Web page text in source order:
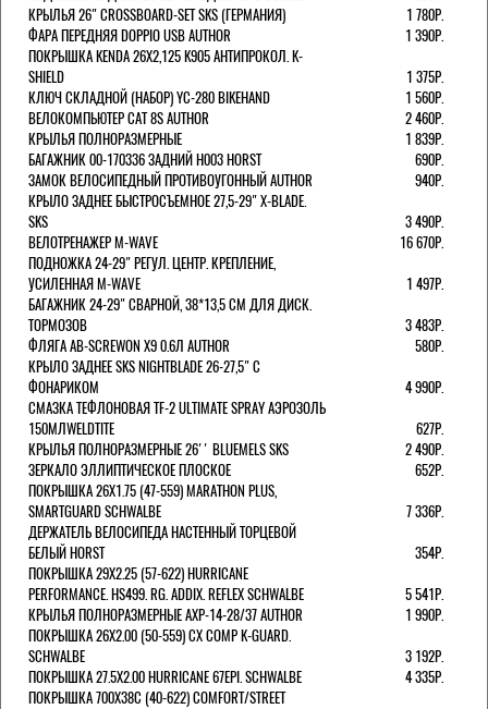
КРЫЛЬЯ 26" CROSSBOARD-SET SKS (ГЕРМАНИЯ)
1 780Р.
ФАРА ПЕРЕДНЯЯ DOPPIO USB AUTHOR
1 390Р.
ПОКРЫШКА KENDA 26Х2,125 K905 АНТИПРОКОЛ. K-
SHIELD
1 375Р.
КЛЮЧ СКЛАДНОЙ (НАБОР) YC-280 BIKEHAND
1 560Р.
ВЕЛОКОМПЬЮТЕР CAT 8S AUTHOR
2 460Р.
КРЫЛЬЯ ПОЛНОРАЗМЕРНЫЕ
1 839Р.
БАГАЖНИК 00-170336 ЗАДНИЙ H003 HORST
690Р.
ЗАМОК ВЕЛОСИПЕДНЫЙ ПРОТИВОУГОННЫЙ AUTHOR
940Р.
КРЫЛО ЗАДНЕЕ БЫСТРОСЪЕМНОЕ 27,5-29" X-BLADE.
SKS
3 490Р.
ВЕЛОТРЕНАЖЕР M-WAVE
16 670Р.
ПОДНОЖКА 24-29" РЕГУЛ. ЦЕНТР. КРЕПЛЕНИЕ,
УСИЛЕННАЯ M-WAVE
1 497Р.
БАГАЖНИК 24-29" СВАРНОЙ, 38*13,5 СМ ДЛЯ ДИСК.
ТОРМОЗОВ
3 483Р.
ФЛЯГА AB-SCREWON X9 0.6Л AUTHOR
580Р.
КРЫЛО ЗАДНЕЕ SKS NIGHTBLADE 26-27,5" С
ФОНАРИКОМ
4 990Р.
СМАЗКА ТЕФЛОНОВАЯ TF-2 ULTIMATE SPRAY АЭРОЗОЛЬ
150МЛWELDTITE
627Р.
КРЫЛЬЯ ПОЛНОРАЗМЕРНЫЕ 26'' BLUEMELS SKS
2 490Р.
ЗЕРКАЛО ЭЛЛИПТИЧЕСКОЕ ПЛОСКОЕ
652Р.
ПОКРЫШКА 26X1.75 (47-559) MARATHON PLUS,
SMARTGUARD SCHWALBE
7 336Р.
ДЕРЖАТЕЛЬ ВЕЛОCИПЕДА НАСТЕННЫЙ ТОРЦЕВОЙ
БЕЛЫЙ HORST
354Р.
ПОКРЫШКА 29X2.25 (57-622) HURRICANE
PERFORMANCE. HS499. RG. ADDIX. REFLEX SCHWALBE
5 541Р.
КРЫЛЬЯ ПОЛНОРАЗМЕРНЫЕ AXP-14-28/37 AUTHOR
1 990Р.
ПОКРЫШКА 26X2.00 (50-559) CX COMP K-GUARD.
SCHWALBE
3 192Р.
ПОКРЫШКА 27.5X2.00 HURRICANE 67EPI. SCHWALBE
4 335Р.
ПОКРЫШКА 700X38С (40-622) COMFORT/STREET